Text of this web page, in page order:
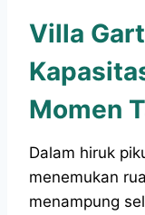
Villa
Momen
Dalam hiruk
menemukan
menampung